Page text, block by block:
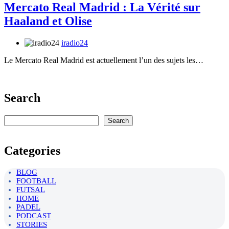
Mercato Real Madrid : La Vérité sur
Haaland et Olise
iradio24
Le Mercato Real Madrid est actuellement l’un des sujets les…
Search
Search
Categories
BLOG
FOOTBALL
FUTSAL
HOME
PADEL
PODCAST
STORIES